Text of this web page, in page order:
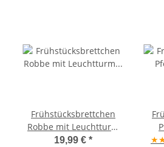
Frühstücksbrettchen
Robbe mit Leuchtturm
personalisiert –
19,99 € *
★